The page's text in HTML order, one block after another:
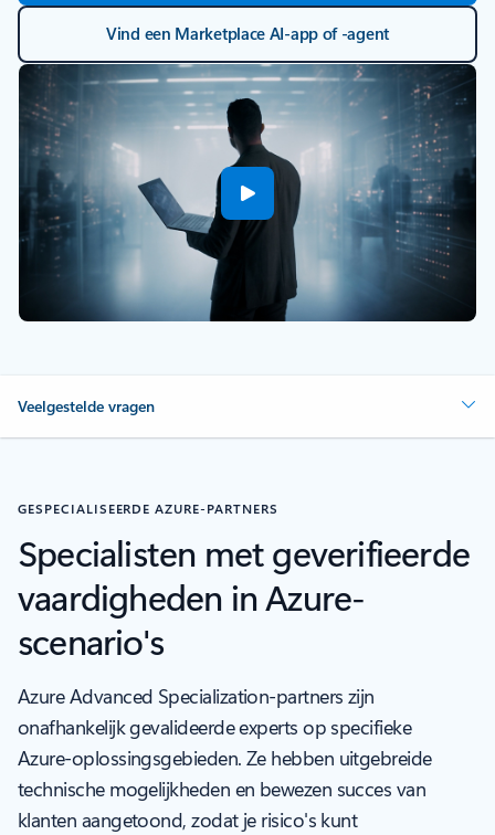
Vind een Marketplace AI-app of -agent
Veelgestelde vragen
GESPECIALISEERDE AZURE-PARTNERS
Specialisten met geverifieerde
vaardigheden in Azure-
scenario's
Azure Advanced Specialization-partners zijn
onafhankelijk gevalideerde experts op specifieke
Azure-oplossingsgebieden. Ze hebben uitgebreide
technische mogelijkheden en bewezen succes van
klanten aangetoond, zodat je risico's kunt